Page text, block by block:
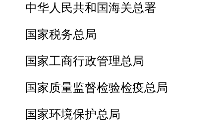
中华人民共和国海关总署
国家税务总局
国家工商行政管理总局
国家质量监督检验检疫总局
国家环境保护总局